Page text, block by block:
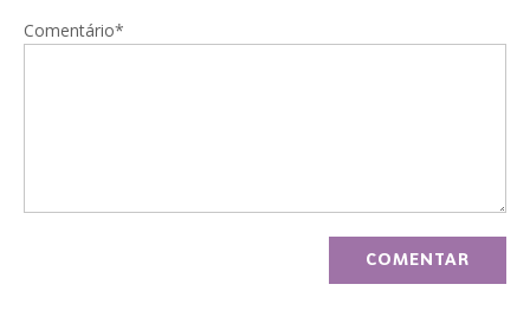
Comentário*